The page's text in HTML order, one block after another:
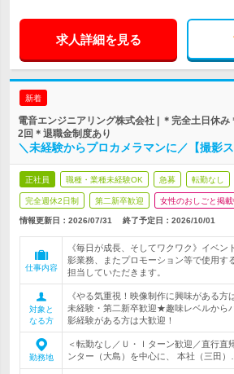
求人詳細を見る
新着
電音エンジニアリング株式会社 | ＊完全土日休
2回＊退職金制度あり
＼未経験からプロカメラマンに／【撮影
正社員 職種・業種未経験OK 急募 転勤なし
完全週休2日制 第二新卒歓迎 女性のおしごと掲載
情報更新日：2026/07/31 終了予定日： 2026/10/01
仕事内容
《毎日が成長、そしてワクワク》イベン
影業務、またプロモーション等で使用す
担当していただきます。
対象と
なる方
《やる気重視！映像制作に興味がある
未経験・第二新卒歓迎★趣味レベルから
影経験がある方は大歓迎！
勤務地
＜転勤なし／Ｕ・Ｉターン歓迎／直行直
ンター（大島）を中心に、 本社（三田）…